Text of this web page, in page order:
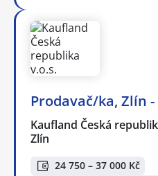
Prodavač/ka, Zlín -
Kaufland Česká
Zlín
24 750 – 37 000 Kč